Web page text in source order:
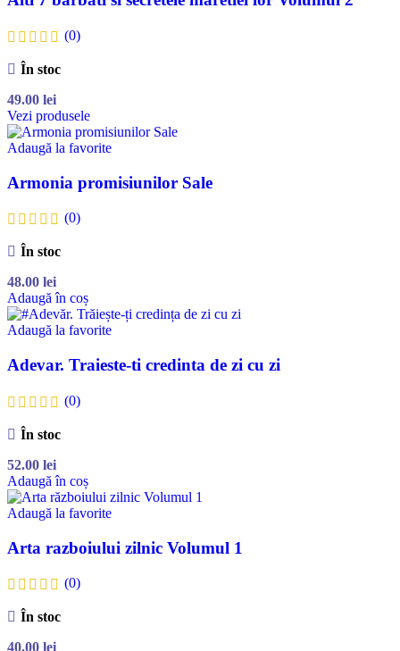
(0)
În stoc
49.00 lei
Vezi produsele
Adaugă la favorite
Armonia promisiunilor Sale
(0)
În stoc
48.00 lei
Adaugă în coș
Adaugă la favorite
Adevar. Traieste-ti credinta de zi cu zi
(0)
În stoc
52.00 lei
Adaugă în coș
Adaugă la favorite
Arta razboiului zilnic Volumul 1
(0)
În stoc
40.00 lei